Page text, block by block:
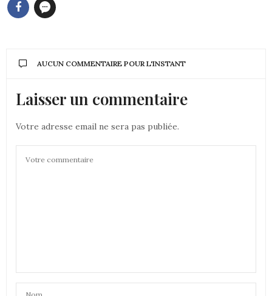
AUCUN COMMENTAIRE POUR L'INSTANT
Laisser un commentaire
Votre adresse email ne sera pas publiée.